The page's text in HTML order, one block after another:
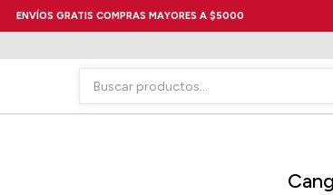
ENVÍOS GRATIS COMPRAS MAYORES A $5000